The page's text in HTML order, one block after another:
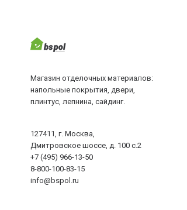
Магазин отделочных материалов:
напольные покрытия, двери,
плинтус, лепнина, сайдинг.
127411, г. Москва,
Дмитровское шоссе, д. 100 с.2
+7 (495) 966-13-50
8-800-100-83-15
info@bspol.ru